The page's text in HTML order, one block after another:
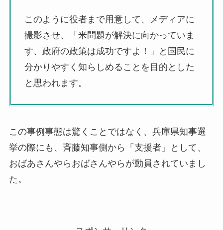
このように役者まで用意して、メディアに
撮影させ、「米問題が解決に向かっていま
す、政府の政策は成功ですよ！」と国民に
分かりやすく知らしめることを目的とした
と思われます。
この事例事態は驚くことではなく、兵庫県知事選
挙の際にも、斉藤知事側から「支援者」として、
おばあさんやらおばさんやらが動員されていまし
た。